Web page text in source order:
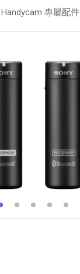
Handycam 專屬配件